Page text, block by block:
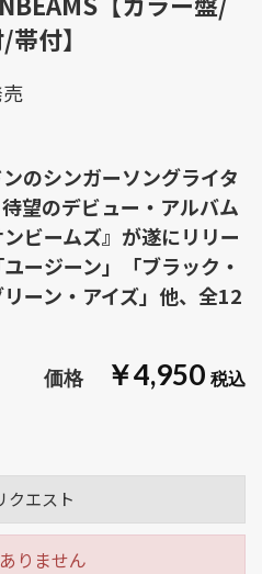
付】
￥4,950
クエスト
りません
のシンガーソングライタ
望のデビュー・アルバム
ビームズ』が遂にリリー
ージーン」「ブラック・
ーン・アイズ」他、全12